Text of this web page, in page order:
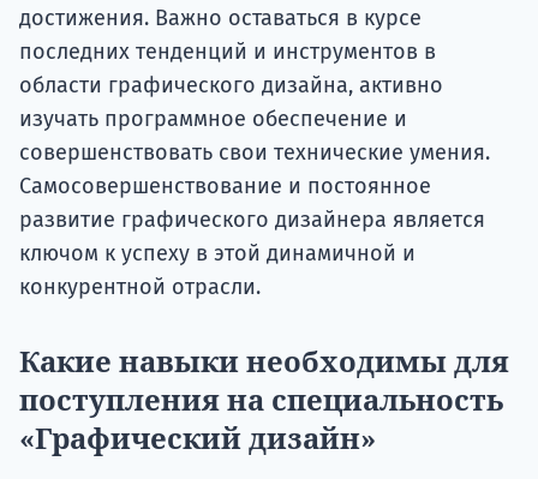
достижения. Важно оставаться в курсе
последних тенденций и инструментов в
области графического дизайна, активно
изучать программное обеспечение и
совершенствовать свои технические умения.
Самосовершенствование и постоянное
развитие графического дизайнера является
ключом к успеху в этой динамичной и
конкурентной отрасли.
Какие навыки необходимы для
поступления на специальность
«Графический дизайн»